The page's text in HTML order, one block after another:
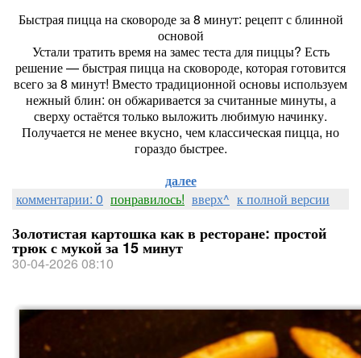
Быстрая пицца на сковороде за 8 минут: рецепт с блинной
основой
Устали тратить время на замес теста для пиццы? Есть
решение — быстрая пицца на сковороде, которая готовится
всего за 8 минут! Вместо традиционной основы используем
нежный блин: он обжаривается за считанные минуты, а
сверху остаётся только выложить любимую начинку.
Получается не менее вкусно, чем классическая пицца, но
гораздо быстрее.
далее
комментарии: 0 понравилось! вверх^ к полной версии
Золотистая картошка как в ресторане: простой
трюк с мукой за 15 минут
30-04-2026 08:10